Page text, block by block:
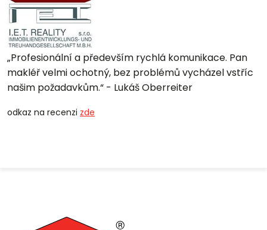
Profesionální a především rychlá komunikace. Pan
makléř velmi ochotný, bez problémů vycházel vstříc
našim požadavkům. - Lukáš Oberreiter
odkaz na recenzi zde